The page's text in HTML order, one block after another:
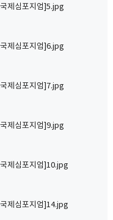
제심포지엄]5.jpg
제심포지엄]6.jpg
제심포지엄]7.jpg
제심포지엄]9.jpg
제심포지엄]10.jpg
제심포지엄]14.jpg